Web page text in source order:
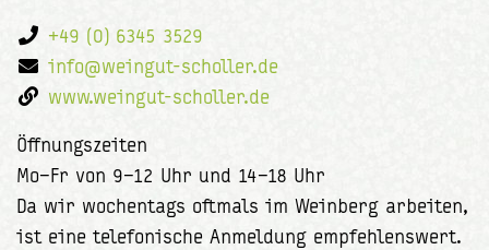
+49 (0) 6345 3529
info@weingut-scholler.de
www.weingut-scholler.de
Öffnungszeiten
Mo–Fr von 9–12 Uhr und 14–18 Uhr
Da wir wochentags oftmals im Weinberg arbeiten,
ist eine telefonische Anmeldung empfehlenswert.